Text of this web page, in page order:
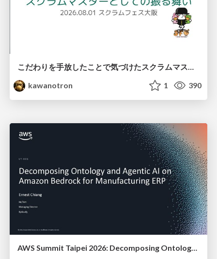
こだわりを手放したことで気づけたスクラムマスターとしての振る舞い
kawanotron
1 390